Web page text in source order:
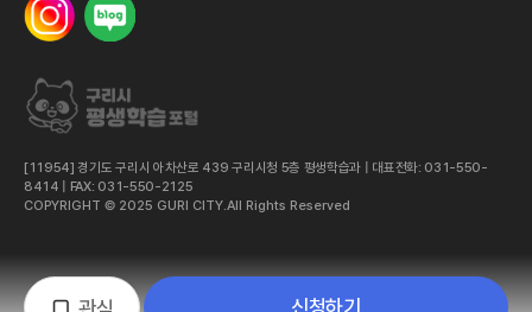
[11954] 경기도 구리시 아차산로 439 구리시청 5층 평생학습과 | 대표전화: 031-550-
8414 | FAX: 031-550-2125
COPYRIGHT © 2025 GURI CITY.All Rights Reserved